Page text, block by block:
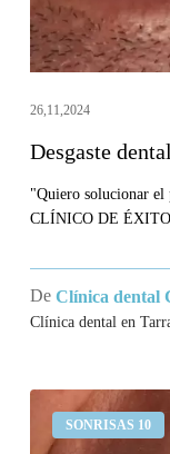
26,11,2024
Desgaste dental
"Quiero solucionar el
CLÍNICO DE
De Clínica dental
Clínica dental en
SONRISAS 10
sangran